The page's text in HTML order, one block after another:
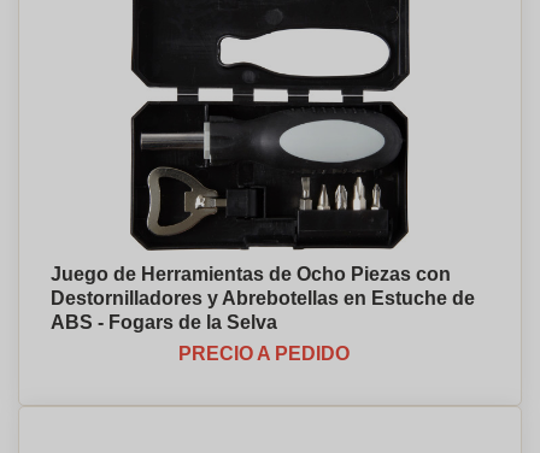
Juego de Herramientas de Ocho Piezas con
Destornilladores y Abrebotellas en Estuche de
ABS - Fogars de la Selva
PRECIO A PEDIDO